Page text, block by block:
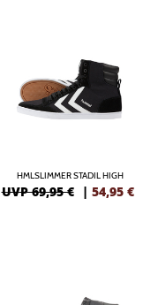
HMLSLIMMER STADIL HIGH
UVP 69,95 € | 54,95 €